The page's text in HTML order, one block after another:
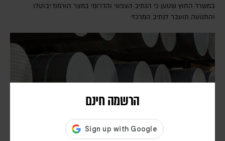
הרשמה חינם
במשרד החוץ שטען כי הנתיב הצפוני והדרומי במצר הורמוז יבוטלו
והתנועה תועבר לנתיב המרכזי